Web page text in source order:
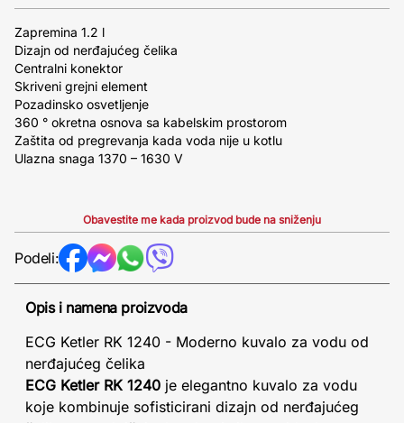
Zapremina 1.2 l
Dizajn od nerđajućeg čelika
Centralni konektor
Skriveni grejni element
Pozadinsko osvetljenje
360 ° okretna osnova sa kabelskim prostorom
Zaštita od pregrevanja kada voda nije u kotlu
Ulazna snaga 1370 – 1630 V
Obavestite me kada proizvod bude na sniženju
Podeli:
Opis i namena proizvoda
ECG Ketler RK 1240 - Moderno kuvalo za vodu od
nerđajućeg čelika
ECG Ketler RK 1240 je elegantno kuvalo za vodu
koje kombinuje sofisticirani dizajn od nerđajućeg